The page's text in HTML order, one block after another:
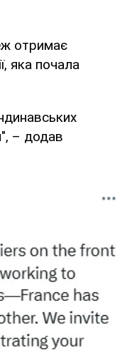
отримає
яка почала
– додав